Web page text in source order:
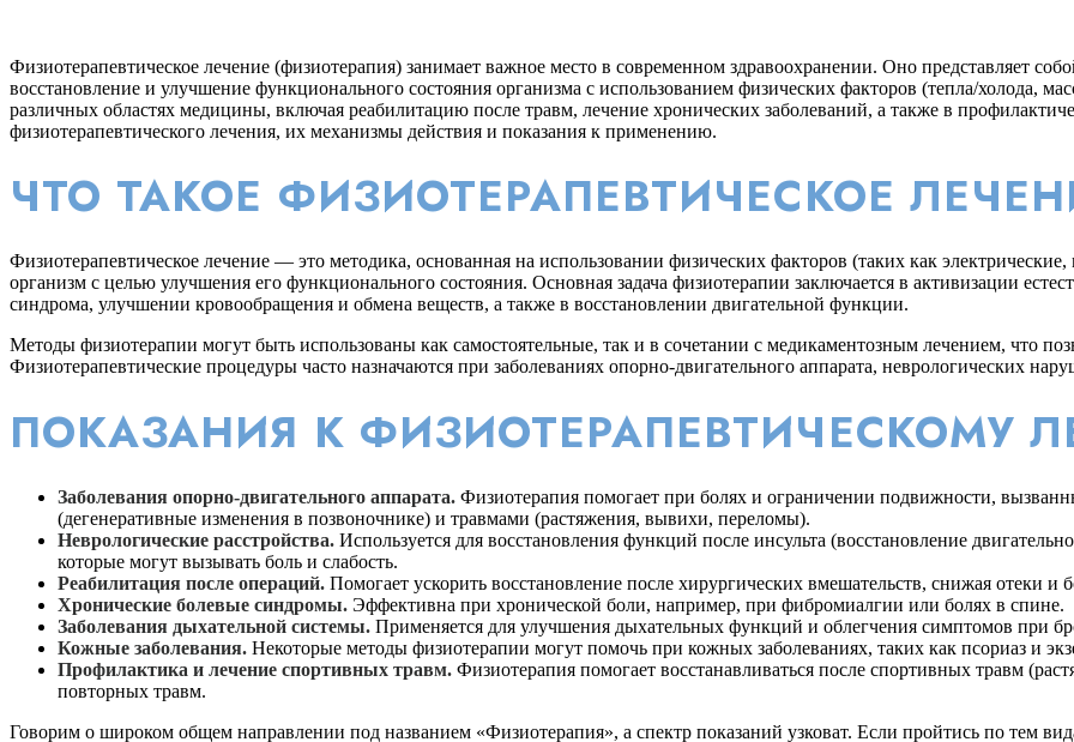
Физиотерапевтическое лечение (физиотерапия) занимает важное место в современном здравоохранении. Оно представляет
восстановление и улучшение функционального состояния организма с использованием физических факторов (тепла/холода,
различных областях медицины, включая реабилитацию после травм, лечение хронических заболеваний, а также в
физиотерапевтического лечения, их механизмы действия и показания к применению.
ЧТО ТАКОЕ ФИЗИОТЕРАПЕВТИЧЕСКОЕ
Физиотерапевтическое лечение — это методика, основанная на использовании физических факторов (таких как
организм с целью улучшения его функционального состояния. Основная задача физиотерапии заключается в активизации
синдрома, улучшении кровообращения и обмена веществ, а также в восстановлении двигательной функции.
Методы физиотерапии могут быть использованы как самостоятельные, так и в сочетании с медикаментозным лечением, что
Физиотерапевтические процедуры часто назначаются при заболеваниях опорно-двигательного аппарата, неврологических
ПОКАЗАНИЯ К ФИЗИОТЕРАПЕВТИЧЕСКОМУ
Заболевания опорно-двигательного аппарата. Физиотерапия помогает при болях и ограничении подвижности,
(дегенеративные изменения в позвоночнике) и травмами (растяжения, вывихи, переломы).
Неврологические расстройства. Используется для восстановления функций после инсульта (восстановление
которые могут вызывать боль и слабость.
Реабилитация после операций. Помогает ускорить восстановление после хирургических вмешательств, снижая отеки
Хронические болевые синдромы. Эффективна при хронической боли, например, при фибромиалгии или болях в спине.
Заболевания дыхательной системы. Применяется для улучшения дыхательных функций и облегчения симптомов при
Кожные заболевания. Некоторые методы физиотерапии могут помочь при кожных заболеваниях, таких как псориаз и
Профилактика и лечение спортивных травм. Физиотерапия помогает восстанавливаться после спортивных травм
повторных травм.
Говорим о широком общем направлении под названием «Физиотерапия», а спектр показаний узковат. Если пройтись по тем